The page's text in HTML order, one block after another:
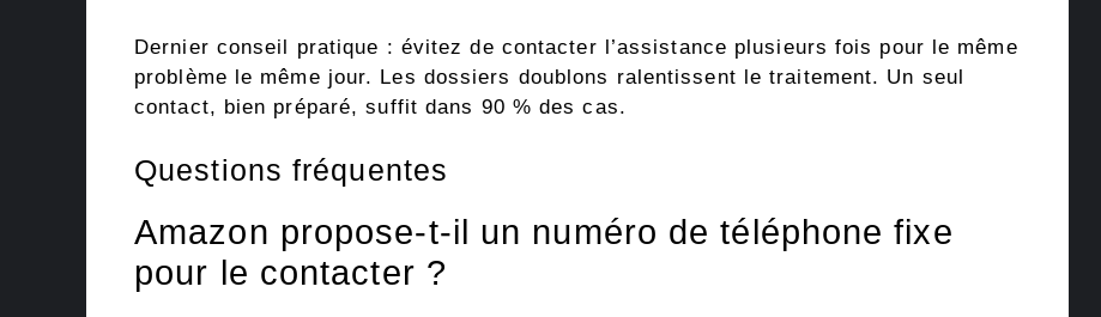
Dernier conseil pratique : évitez de contacter l’assistance plusieurs fois pour le même
problème le même jour. Les dossiers doublons ralentissent le traitement. Un seul
contact, bien préparé, suffit dans 90 % des cas.
Questions fréquentes
Amazon propose-t-il un numéro de téléphone fixe
pour le contacter ?